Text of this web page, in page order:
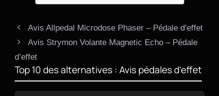
Avis Allpedal Microdose Phaser – Pédale d’effet
Avis Strymon Volante Magnetic Echo – Pédale
d’effet
Top 10 des alternatives : Avis pédales d'effet